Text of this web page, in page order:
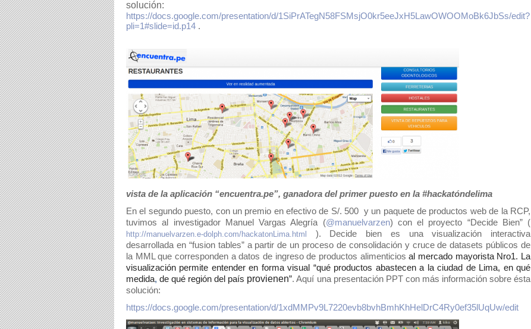
https://docs.google.com/presentation/d/1SiPrATegN58FSMsjO0kr5eeJxH5LawOWOOMoBk6JbSs/edit?
pli=1#slide=id.p14 .
vista de la aplicación “encuentra.pe”, ganadora del primer puesto en la #hackatóndelima
En el segundo puesto, con un premio en efectivo de S/. 500  y un paquete de productos web de la RCP,
tuvimos al investigador Manuel Vargas Alegría (@manuelvarzen
http://manuelvarzen.e-dolph.com/hackatonLima.html
). Decide bien es una visualización interactiva
desarrollada en “fusion tables” a partir de un proceso de consolidación y cruce de datasets públicos de
la MML que corresponden a datos de ingreso de productos alimenticios al mercado mayorista Nro1. La
visualización permite entender en forma visual “qué productos abastecen a la ciudad de Lima, enqué
medida, de qué región del país provienen”. Aquí una presentación PPT con más información sobre ésta
solución:
https://docs.google.com/presentation/d/1xdMMPv9L7220evb8bvhBmhKhHelDrC4Ry0ef35lUqUw/edit